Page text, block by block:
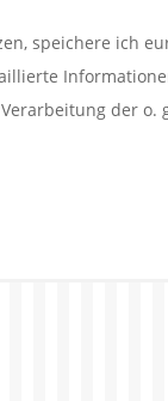
speichere ich
der o.